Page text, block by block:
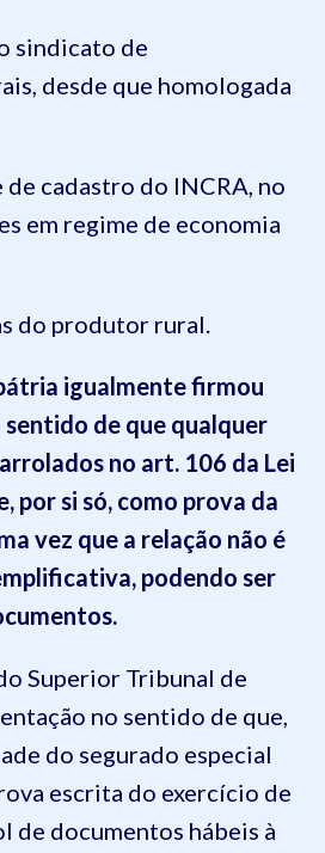
sindicato de
desde que homologada
cadastro do INCRA, no
em regime de economia
do produtor rural.
igualmente firmou
de que qualquer
no art. 106 da Lei
por si só, como prova da
vez que a relação não é
podendo ser
Superior Tribunal de
no sentido de que,
do segurado especial
escrita do exercício de
de documentos hábeis à